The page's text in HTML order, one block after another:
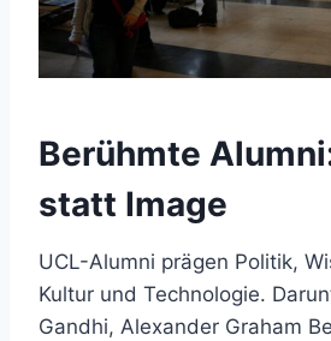
Berühmte
statt Image
UCL-Alumni prägen Politik,
Kultur und Technologie.
Gandhi, Alexander Graham